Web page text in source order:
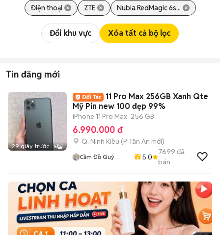
Điện thoại ZTE Nubia RedMagic 6s...
Đổi khu vực Xóa tất cả bộ lọc
Tin đăng mới
29 giây trước 5
11 Pro Max 256GB Xanh Qte
Mỹ Pin new 100 đẹp 99%
iPhone 11 Pro Max 256 GB
6.990.000 đ
Q. Ninh Kiều (P. Tân An mới)
Cầm Đồ Quý
5.0
7699 đã
bán